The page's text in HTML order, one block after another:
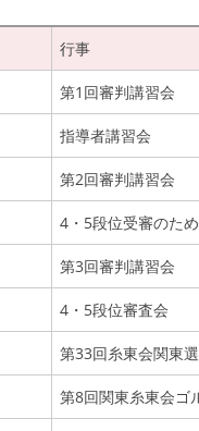
行事
第1回審判講習会
指導者講習会
第2回審判講習会
4・5段位受審のた
第3回審判講習会
4・5段位審査会
第33回糸東会関東
第8回関東糸東会ゴ